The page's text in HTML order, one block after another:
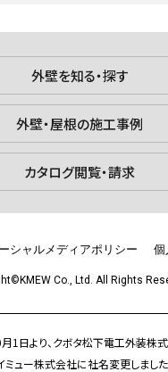
外壁を知る・探す
外壁・屋根の施工事例
カタログ閲覧・請求
Co., Ltd. All Rights
シャルメディアポリシー
1日より、クボタ松下電工外装株式
ミュー株式会社に社名変更しました